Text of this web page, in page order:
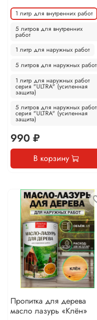
1 литр для внутренних работ
5 литров для внутренних
работ
1 литр для наружных работ
5 литров для наружных работ
1 литр для наружных работ
серия "ULTRA" (усиленная
защита)
5 литров для наружных работ
серия "ULTRA" (усиленная
защита)
990 ₽
В корзину
Пропитка для дерева
масло лазурь «Клён»